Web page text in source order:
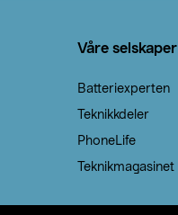
Våre selskaper
Batteriexperten
Teknikkdeler
PhoneLife
Teknikmagasinet